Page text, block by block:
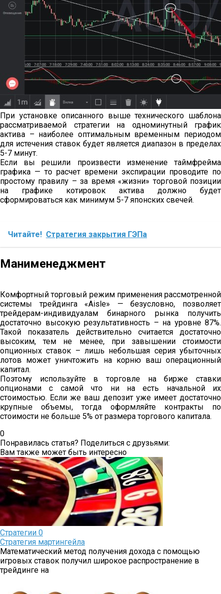
При установке описанного выше технического шаблона
рассматриваемой стратегии на одноминутный график
актива – наиболее оптимальным временным периодом
для истечения ставок будет является диапазон в пределах
5-7 минут.
Если вы решили произвести изменение таймфрейма
графика — то расчет времени экспирации проводите по
простому правилу – за время «жизни» торговой позиции
на графике котировок актива должно будет
сформироваться как минимум 5-7 японских свечей.
Читайте! Стратегия закрытия ГЭПа
Манименеджмент
Комфортный торговый режим применения рассмотренной
системы трейдинга «Aisle» — безусловно, позволяет
трейдерам-индивидуалам бинарного рынка получить
достаточно высокую результативность – на уровне 87%.
Такой показатель действительно считается достаточно
высоким, тем не менее, при завышении стоимости
опционных ставок – лишь небольшая серия убыточных
лотов может уничтожить на корню ваш операционный
капитал.
Поэтому используйте в торговле на бирже ставки
опционами с самой что ни на есть начальной их
стоимостью. Если же ваш депозит уже имеет достаточно
крупные объемы, тогда оформляйте контракты по
стоимости не больше 5% от размера торгового капитала.
0
Понравилась статья? Поделиться с друзьями:
Вам также может быть интересно
Стратегии 0
Стратегия мартингейла
Математический метод получения дохода с помощью
игровых ставок получил широкое распространение в
трейдинге на